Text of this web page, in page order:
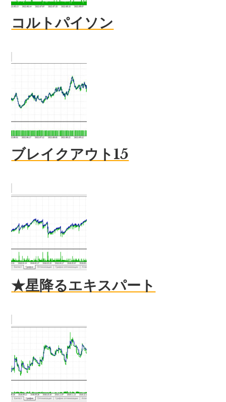
コルトパイソン
ブレイクアウト15
★星降るエキスパート